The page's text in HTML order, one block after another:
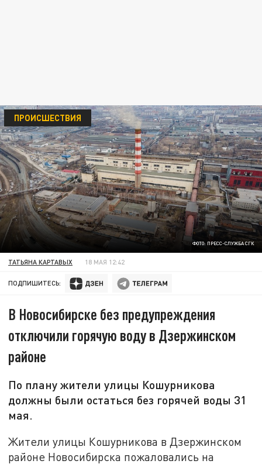
ФОТО: ПРЕСС-СЛУЖБА СГК
ПРОИСШЕСТВИЯ
ТАТЬЯНА КАРТАВЫХ 18 МАЯ 12:42
ПОДПИШИТЕСЬ:
В Новосибирске без предупреждения
отключили горячую воду в Дзержинском
районе
По плану жители улицы Кошурникова
должны были остаться без горячей воды 31
мая.
Жители улицы Кошурникова в Дзержинском
районе Новосибирска пожаловались на